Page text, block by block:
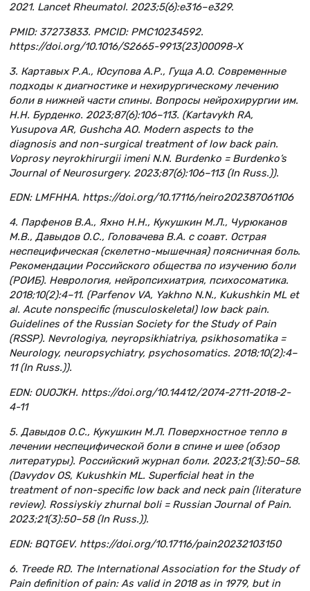
2021. Lancet Rheumatol. 2023;5(6):e316–e329.
PMID: 37273833. PMCID: PMC10234592.
https://doi.org/10.1016/S2665-9913(23)00098-X
3. Картавых Р.А., Юсупова А.Р., Гуща А.О. Современные
подходы к диагностике и нехирургическому лечению
боли в нижней части спины. Вопросы нейрохирургии им.
Н.Н. Бурденко. 2023;87(6):106–113. (Kartavykh RA,
Yusupova AR, Gushcha AO. Modern aspects to the
diagnosis and non-surgical treatment of low back pain.
Voprosy neyrokhirurgii imeni N.N. Burdenko = Burdenko’s
Journal of Neurosurgery. 2023;87(6):106–113 (In Russ.)).
EDN: LMFHHA. https://doi.org/10.17116/neiro202387061106
4. Парфенов В.А., Яхно Н.Н., Кукушкин М.Л., Чурюканов
М.В., Давыдов О.С., Головачева В.А. с соавт. Острая
неспецифическая (скелетно-мышечная) поясничная боль.
Рекомендации Российского общества по изучению боли
(РОИБ). Неврология, нейропсихиатрия, психосоматика.
2018;10(2):4–11. (Parfenov VA, Yakhno N.N., Kukushkin ML et
al. Acute nonspecific (musculoskeletal) low back pain.
Guidelines of the Russian Society for the Study of Pain
(RSSP). Nevrologiya, neyropsikhiatriya, psikhosomatika =
Neurology, neuropsychiatry, psychosomatics. 2018;10(2):4–
11 (In Russ.)).
EDN: OUOJKH. https://doi.org/10.14412/2074-2711-2018-2-
4-11
5. Давыдов О.С., Кукушкин М.Л. Поверхностное тепло в
лечении неспецифической боли в спине и шее (обзор
литературы). Российский журнал боли. 2023;21(3):50–58.
(Davydov OS, Kukushkin ML. Superficial heat in the
treatment of non-specific low back and neck pain (literature
review). Rossiyskiy zhurnal boli = Russian Journal of Pain.
2023;21(3):50–58 (In Russ.)).
EDN: BQTGEV. https://doi.org/10.17116/pain20232103150
6. Treede RD. The International Association for the Study of
Pain definition of pain: As valid in 2018 as in 1979, but in